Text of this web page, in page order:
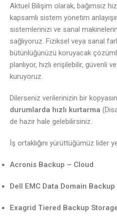
Aktuel Bilişim olarak, bağımsız
kapsamlı sistem yönetim
sistemlerinizi ve sanal
sağlıyoruz. Fiziksel veya sanal
bütünlüğünüzü koruyacak
planlıyor, hızlı erişilebilir, güvenli
kuruyoruz.
Dilerseniz verilerinizin bir
durumlarda hızlı kurtarma
de hazır hale gelebilirsiniz.
İş ortaklığını yürüttüğümüz lider
Acronis Backup – Cloud
Dell EMC Data Domain
Exagrid Tiered Backup